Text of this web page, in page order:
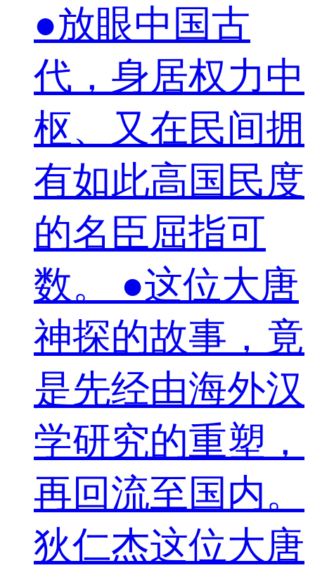
●放眼中国古
代，身居权力中
枢、又在民间拥
有如此高国民度
的名臣屈指可
数。 ●这位大唐
神探的故事，竟
是先经由海外汉
学研究的重塑，
再回流至国内。
狄仁杰这位大唐